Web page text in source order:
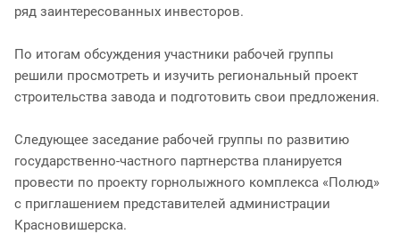
ряд заинтересованных инвесторов.
По итогам обсуждения участники рабочей группы
решили просмотреть и изучить региональный проект
строительства завода и подготовить свои предложения.
Следующее заседание рабочей группы по развитию
государственно-частного партнерства планируется
провести по проекту горнолыжного комплекса «Полюд»
с приглашением представителей администрации
Красновишерска.